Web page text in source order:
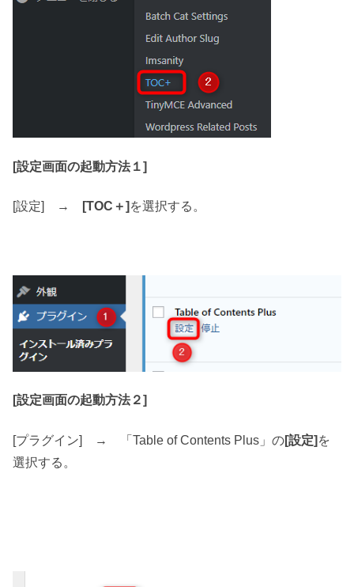
[設定画面の起動方法１]
[設定] → [TOC＋] を選択する。
[設定画面の起動方法２]
[プラグイン] → 「Table of Contents Plus」の[設定] を
選択する。